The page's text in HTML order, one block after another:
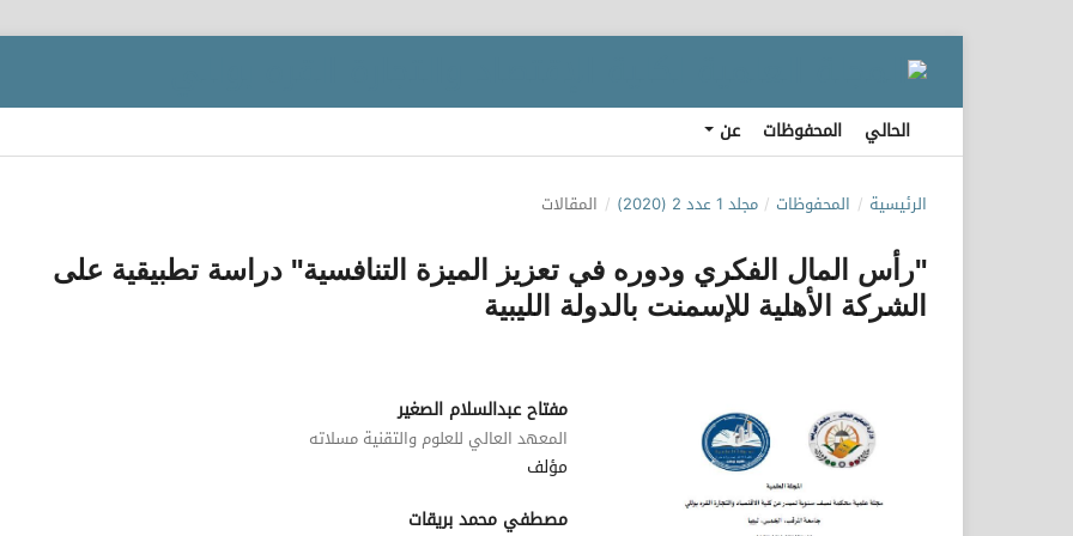
الحالي المحفوظات عن
الرئيسية / المحفوظات / مجلد 1 عدد 2 (2020) / المقالات
"رأس المال الفكري ودوره في تعزيز الميزة التنافسية" دراسة تطبيقية على
الشركة الأهلية للإسمنت بالدولة الليبية
مفتاح عبدالسلام الصغير
المعهد العالي للعلوم والتقنية مسلاته
مؤلف
مصطفي محمد بريقات